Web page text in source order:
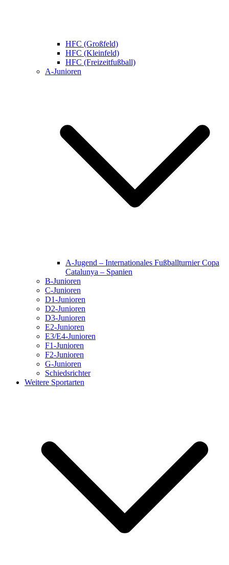
HFC (Großfeld)
HFC (Kleinfeld)
HFC (Freizeitfußball)
A-Junioren
A-Jugend – Internationales Fußballturnier Copa
Catalunya – Spanien
B-Junioren
C-Junioren
D1-Junioren
D2-Junioren
D3-Junioren
E2-Junioren
E3/E4-Junioren
F1-Junioren
F2-Junioren
G-Junioren
Schiedsrichter
Weitere Sportarten